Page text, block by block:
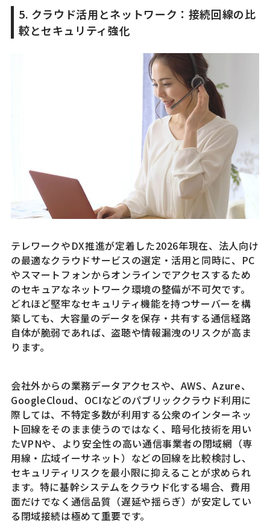
5. クラウド活用とネットワーク：接続回線の比
較とセキュリティ強化
テレワークやDX推進が定着した2026年現在、法人向け
の最適なクラウドサービスの選定・活用と同時に、PC
やスマートフォンからオンラインでアクセスするため
のセキュアなネットワーク環境の整備が不可欠です。
どれほど堅牢なセキュリティ機能を持つサーバーを構
築しても、大容量のデータを保存・共有する通信経路
自体が脆弱であれば、盗聴や情報漏洩のリスクが高ま
ります。
会社外からの業務データアクセスや、AWS、Azure、
GoogleCloud、OCIなどのパブリッククラウド利用に
際しては、不特定多数が利用する公衆のインターネッ
ト回線をそのまま使うのではなく、暗号化技術を用い
たVPNや、より安全性の高い通信事業者の閉域網（専
用線・広域イーサネット）などの回線を比較検討し、
セキュリティリスクを最小限に抑えることが求められ
ます。特に基幹システムをクラウド化する場合、費用
面だけでなく通信品質（遅延や揺らぎ）が安定してい
る閉域接続は極めて重要です。